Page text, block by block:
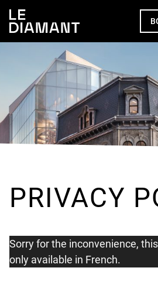
PRIVACY
Sorry for the inconvenience,
only available in French.